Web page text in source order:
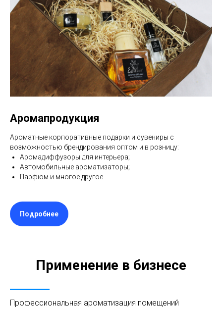
Аромапродукция
Ароматные корпоративные подарки и сувениры с
возможностью брендирования оптом и в розницу:
Аромадиффузоры для интерьера;
Автомобильные ароматизаторы;
Парфюм и многое другое.
Подробнее
Применение в бизнесе
Профессиональная ароматизация помещений